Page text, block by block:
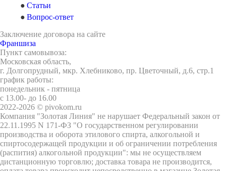
Статьи
Вопрос-ответ
Заключение договора на сайте
Франшиза
Пункт самовывоза:
Московская область,
г. Долгопрудный, мкр. Хлебниково, пр. Цветочный, д.6, стр.1
график работы:
понедельник - пятница
с 13.00- до 16.00
2022-2026 © pivokom.ru
Компания "Золотая Линия" не нарушает Федеральный закон от
22.11.1995 N 171-ФЗ "О государственном регулировании
производства и оборота этилового спирта, алкогольной и
спиртосодержащей продукции и об ограничении потребления
(распития) алкогольной продукции": мы не осуществляем
дистанционную торговлю; доставка товара не производится,